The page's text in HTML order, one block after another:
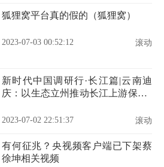
狐狸窝平台真的假的（狐狸窝）
2023-07-03 00:52:12 滚动
新时代中国调研行·长江篇|云南迪
庆：以生态立州推动长江上游保护_
2023-07-02 22:51:37 滚动
有何征兆？央视频客户端已下架蔡
徐坤相关视频